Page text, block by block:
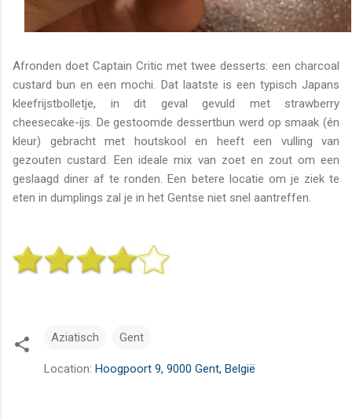
Afronden doet Captain Critic met twee desserts: een charcoal
custard bun en een mochi. Dat laatste is een typisch Japans
kleefrijstbolletje, in dit geval gevuld met strawberry
cheesecake-ijs. De gestoomde dessertbun werd op smaak (én
kleur) gebracht met houtskool en heeft een vulling van
gezouten custard. Een ideale mix van zoet en zout om een
geslaagd diner af te ronden. Een betere locatie om je ziek te
eten in dumplings zal je in het Gentse niet snel aantreffen.
Aziatisch Gent
Location: Hoogpoort 9, 9000 Gent, België